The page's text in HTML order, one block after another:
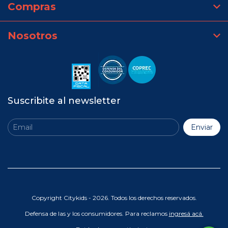
Compras
Nosotros
Suscribite al newsletter
Copyright Citykids - 2026. Todos los derechos reservados.
Defensa de las y los consumidores. Para reclamos ingresá acá.